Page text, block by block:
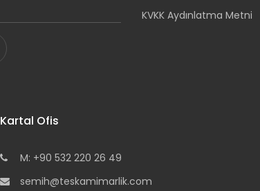
KVKK Aydınlatma Metni
Kartal Ofis
M: +90 532 220 26 49
semih@teskamimarlik.com